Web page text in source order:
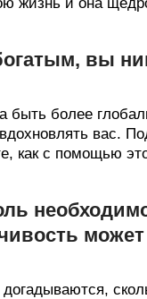
вы
более
вас.
как с помощью